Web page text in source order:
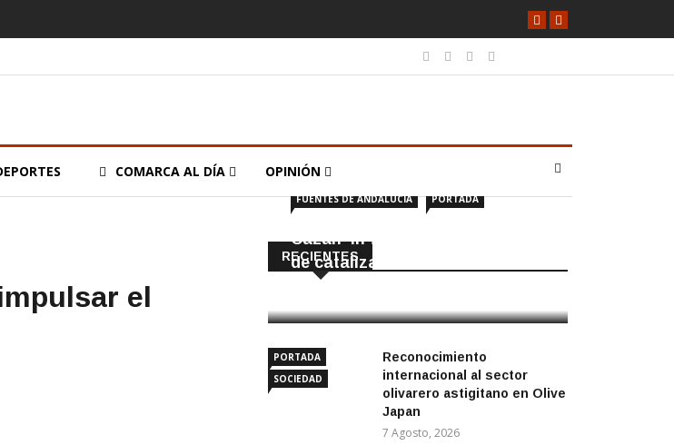
COMARCA AL DÍA OPINIÓN
el
RECIENTES
FUENTES DE ANDALUCÍA PORTADA
Cazan ‘in fraganti’ a ladrones
de catalizadores
PORTADA
SOCIEDAD
Reconocimiento
internacional al sector
olivarero astigitano en Olive
Japan
7 Agosto, 2026